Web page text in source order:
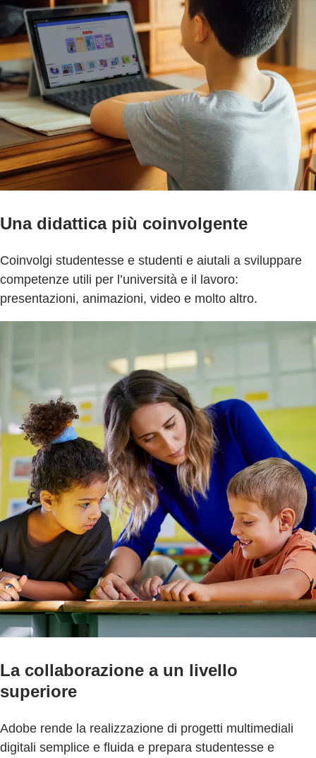
Una didattica più coinvolgente
Coinvolgi studentesse e studenti e aiutali a sviluppare
competenze utili per l’università e il lavoro:
presentazioni, animazioni, video e molto altro.
La collaborazione a un livello
superiore
Adobe rende la realizzazione di progetti multimediali
digitali semplice e fluida e prepara studentesse e